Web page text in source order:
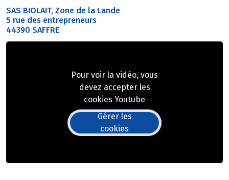
SAS BIOLAIT, Zone de la Lande
5 rue des entrepreneurs
44390 SAFFRE
Pour voir la vidéo, vous
devez accepter les
cookies Youtube
Gérer les
cookies